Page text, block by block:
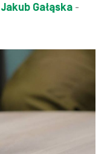
Jakub Gałąska-